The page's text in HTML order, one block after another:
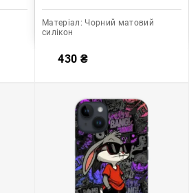
Матеріал: Чорний матовий
силікон
430 ₴